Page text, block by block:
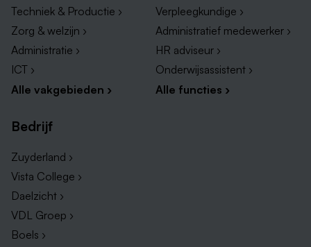
Techniek & Productie ›
Zorg & welzijn ›
Administratie ›
ICT ›
Alle vakgebieden ›
Verpleegkundige ›
Administratief medewerker ›
HR adviseur ›
Onderwijsassistent ›
Alle functies ›
Bedrijf
Zuyderland ›
Vista College ›
Daelzicht ›
VDL Groep ›
Boels ›